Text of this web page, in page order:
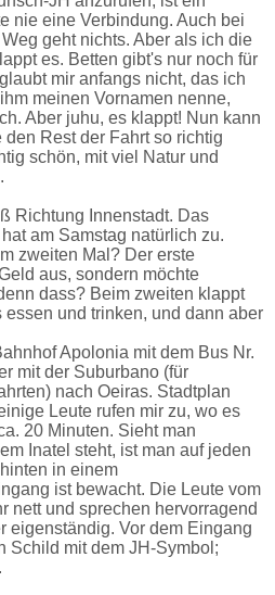
nie eine Verbindung. Auch bei
geht nichts. Aber als ich die
es. Betten gibt's nur noch für
mir anfangs nicht, das ich
meinen Vornamen nenne,
Aber juhu, es klappt! Nun kann
Rest der Fahrt so richtig
schön, mit viel Natur und
Richtung Innenstadt. Das
am Samstag natürlich zu.
zweiten Mal? Der erste
aus, sondern möchte
dass? Beim zweiten klappt
und trinken, und dann aber
Apolonia mit dem Bus Nr.
mit der Suburbano (für
nach Oeiras. Stadtplan
Leute rufen mir zu, wo es
20 Minuten. Sieht man
Inatel steht, ist man auf jeden
in einem
ist bewacht. Die Leute vom
nett und sprechen hervorragend
eigenständig. Vor dem Eingang
Schild mit dem JH-Symbol;